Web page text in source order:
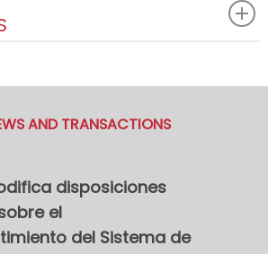
AND TRANSACTIONS
disposiciones
el
del Sistema de